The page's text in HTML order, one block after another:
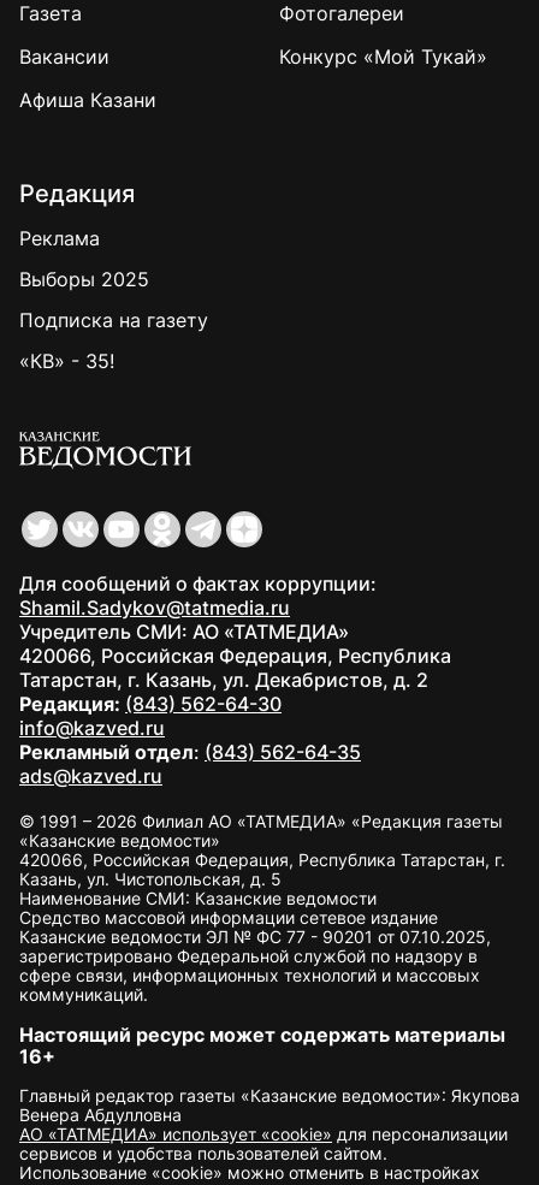
Газета
Фотогалереи
Вакансии
Конкурс «Мой Тукай»
Афиша Казани
Редакция
Реклама
Выборы 2025
Подписка на газету
«КВ» - 35!
Для сообщений о фактах коррупции:
Shamil.Sadykov@tatmedia.ru
Учредитель СМИ: АО «ТАТМЕДИА»
420066, Российская Федерация, Республика
Татарстан, г. Казань, ул. Декабристов, д. 2
Редакция: (843) 562-64-30
info@kazved.ru
Рекламный отдел: (843) 562-64-35
ads@kazved.ru
© 1991 – 2026 Филиал АО «ТАТМЕДИА» «Редакция газеты
«Казанские ведомости»
420066, Российская Федерация, Республика Татарстан, г.
Казань, ул. Чистопольская, д. 5
Наименование СМИ: Казанские ведомости
Средство массовой информации сетевое издание
Казанские ведомости ЭЛ № ФС 77 - 90201 от 07.10.2025,
зарегистрировано Федеральной службой по надзору в
сфере связи, информационных технологий и массовых
коммуникаций.
Настоящий ресурс может содержать материалы
16+
Главный редактор газеты «Казанские ведомости»: Якупова
Венера Абдулловна
АО «ТАТМЕДИА» использует «cookie» для персонализации
сервисов и удобства пользователей сайтом.
Использование «cookie» можно отменить в настройках